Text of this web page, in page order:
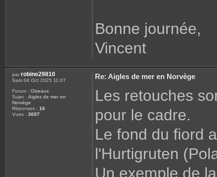
Bonne journée,
Vincent
par robine29810
Sam 04 Oct 2025 11:07
Forum : Oiseaux
Sujet : Aigles de mer en
Norvège
Réponses : 16
Vues : 3697
Re: Aigles de mer en Norvège
Les retouches
pour le cadre.
Le fond du fiord
l'Hurtigruten
Un exemple de